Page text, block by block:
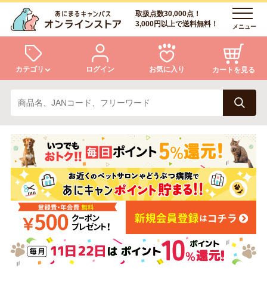
取扱点数30,000点！
3,000円以上で送料無料！
メニュー
カテゴリ
犬 猫
小動物・鳥 アクア・爬虫類・昆虫
ドッグフード キャットフード
美容・ケア用品 服・おさんぽ用品
ログイン お気に入り カートを見る
ログイン
会員登録
あにまるキャンパスについて
アフターサービス
商品リクエスト